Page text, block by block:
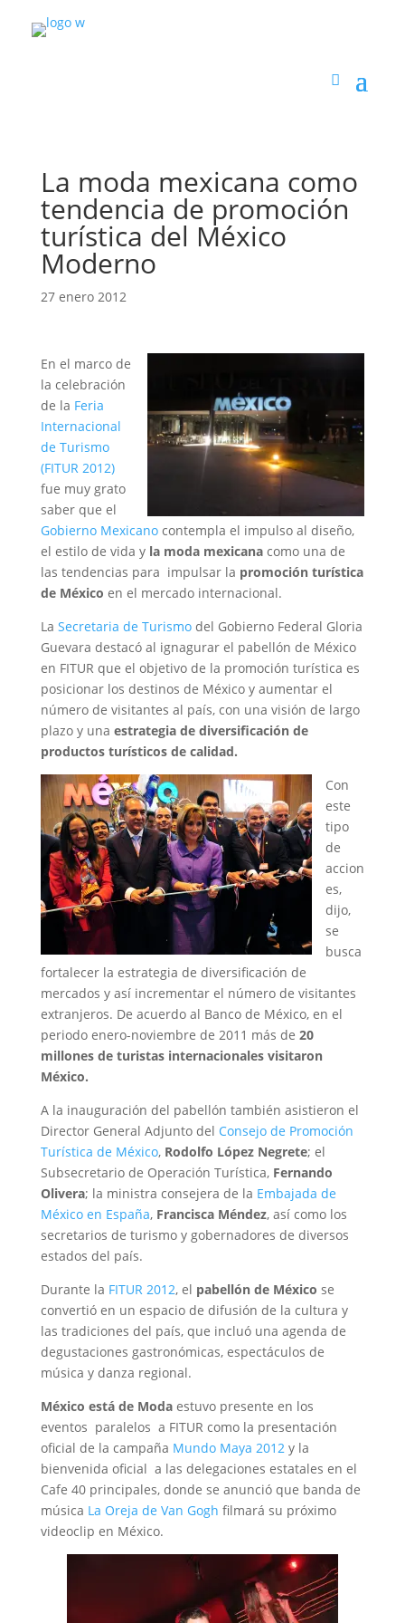
La moda mexicana como
tendencia de promoción
turística del México
Moderno
27 enero 2012
En el marco de
la celebración
de la Feria
Internacional
de Turismo
(FITUR 2012)
fue muy grato
saber que el
Gobierno Mexicanocontempla el impulso al diseño,
el estilo de vida yla moda mexicanacomo una de
las tendencias para impulsar la promoción turística
de México en el mercado internacional.
La Secretaria de Turismodel Gobierno Federal Gloria
Guevara destacó al ignagurar el pabellón de México
en FITUR que el objetivo de la promoción turística es
posicionar los destinos de México y aumentar el
número de visitantes al país, con una visión de largo
plazo y una estrategia de diversificación de
productos turísticos de calidad.
Con
este
tipo
de
accion
es,
dijo,
se
busca
fortalecer la estrategia de diversificación de
mercados y así incrementar el número de visitantes
extranjeros. De acuerdo al Banco de México, en el
periodo enero-noviembre de 2011 más de 20
millones de turistas internacionales visitaron
México.
A la inauguración del pabellón también asistieron el
Director General Adjunto del Consejo de Promoción
Turística de México, Rodolfo López Negrete; el
Subsecretario de Operación Turística, Fernando
Olivera; la ministra consejera de la Embajada de
México en España, Francisca Méndez, así como los
secretarios de turismo y gobernadores de diversos
estados del país.
Durante la FITUR 2012, el pabellón de México se
convertió en un espacio de difusión de la cultura y
las tradiciones del país, que incluó una agenda de
degustaciones gastronómicas, espectáculos de
música y danza regional.
México está de Modaestuvo presente en los
eventos paralelos a FITUR como la presentación
oficial de la campaña Mundo Maya 2012y la
bienvenida oficial a las delegaciones estatales en el
Cafe 40 principales, donde se anunció que banda de
música La Oreja de Van Gogh filmará su próximo
videoclip en México.